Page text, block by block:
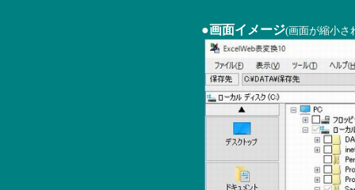
●画面イメージ(画面が縮小さ